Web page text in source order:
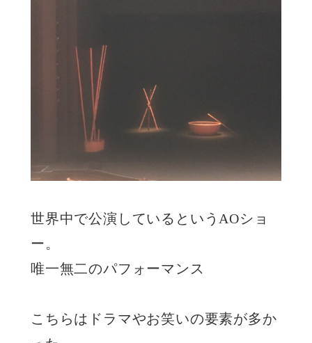
世界中で公演しているというAOショ
ー。
唯一無二のパフォーマンス
こちらはドラマやお笑いの要素が多か